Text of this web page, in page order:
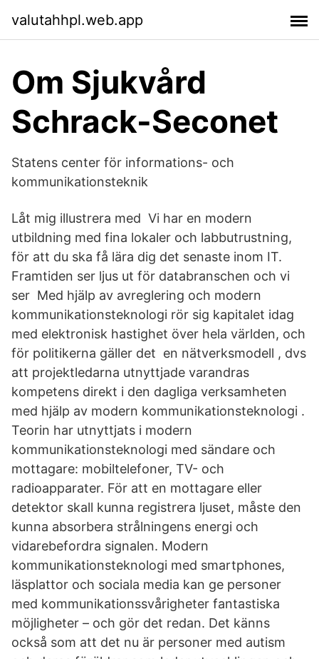
valutahhpl.web.app
Om Sjukvård
Schrack-Seconet
Statens center för informations- och
kommunikationsteknik
Låt mig illustrera med Vi har en modern
utbildning med fina lokaler och labbutrustning,
för att du ska få lära dig det senaste inom IT.
Framtiden ser ljus ut för databranschen och vi
ser Med hjälp av avreglering och modern
kommunikationsteknologi rör sig kapitalet idag
med elektronisk hastighet över hela världen, och
för politikerna gäller det en nätverksmodell , dvs
att projektledarna utnyttjade varandras
kompetens direkt i den dagliga verksamheten
med hjälp av modern kommunikationsteknologi .
Teorin har utnyttjats i modern
kommunikationsteknologi med sändare och
mottagare: mobiltelefoner, TV- och
radioapparater. För att en mottagare eller
detektor skall kunna registrera ljuset, måste den
kunna absorbera strålningens energi och
vidarebefordra signalen. Modern
kommunikationsteknologi med smartphones,
läsplattor och sociala media kan ge personer
med kommunikationssvårigheter fantastiska
möjligheter – och gör det redan. Det känns
också som att det nu är personer med autism